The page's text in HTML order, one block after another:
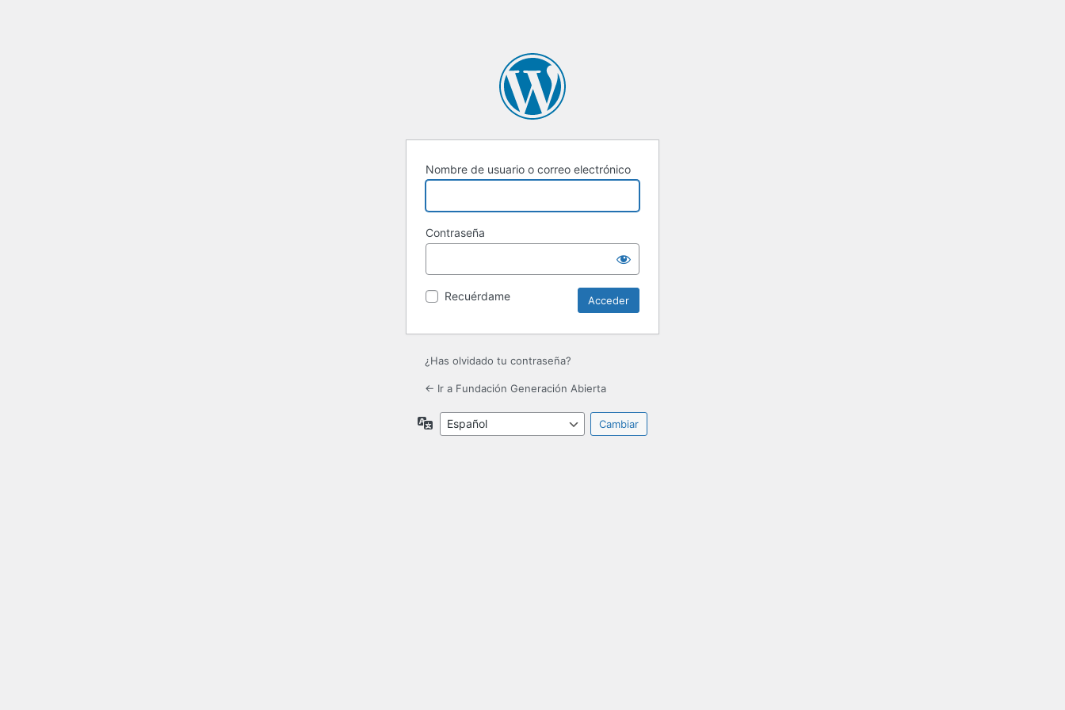
Nombre de usuario o correo electrónico
Contraseña
Recuérdame
¿Has olvidado tu contraseña?
← Ir a Fundación Generación Abierta
Idioma